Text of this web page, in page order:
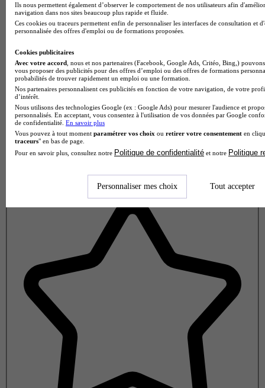
Ils nous permettent également d’observer le comportement de nos utilisateurs afin
navigation dans nos sites beaucoup plus rapide et fluide.
Ces cookies ou traceurs permettent enfin de personnaliser les interfaces de consultation et
personnalisée des offres d'emploi ou de formations proposées.
Cookies publicitaires
Avec votre accord , nous et nos partenaires (Facebook, Google Ads, Critéo, Bing,)
vous proposer des publicités pour des offres d’emploi ou des offres de formations
probabilités de trouver rapidement un emploi ou une formation.
Nos partenaires personnalisent ces publicités en fonction de votre navigation, de votre
d’intérêt.
Nous utilisons des technologies Google (ex : Google Ads) pour mesurer l'audience et
personnalisés. En acceptant, vous consentez à l'utilisation de vos données par Google
de confidentialité. En savoir plus
Vous pouvez à tout moment paramétrer vos choix ou retirer votre consentement en
traceurs" en bas de page.
Pour en savoir plus, consultez notre Politique de confidentialité et notre Politique
Personnaliser mes choix Tout accepter